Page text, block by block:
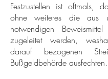
Festzustellen ist oftmals,
ohne weiteres die aus
notwendigen
zugeleitet werden,
darauf bezogenen
Bußgeldbehörde ausfechten.